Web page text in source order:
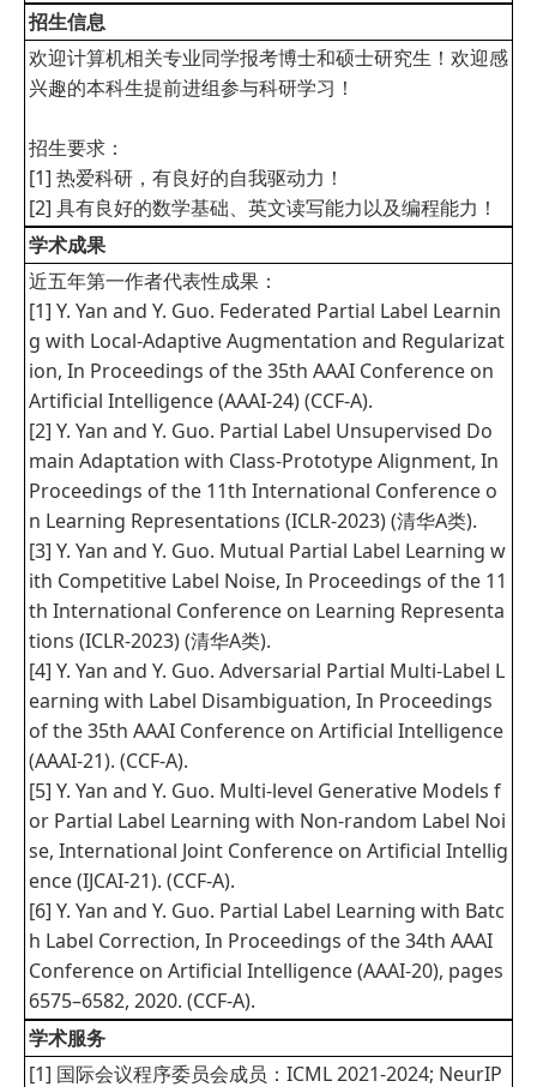
招生信息
欢迎计算机相关专业同学报考博士和硕士研究生！欢迎感
兴趣的本科生提前进组参与科研学习！
招生要求：
[1] 热爱科研，有良好的自我驱动力！
[2] 具有良好的数学基础、英文读写能力以及编程能力！
学术成果
近五年第一作者代表性成果：
[1] Y. Yan and Y. Guo. Federated Partial Label Learnin
g with Local-Adaptive Augmentation and Regularizat
ion, In Proceedings of the 35th AAAI Conference on
Artificial Intelligence (AAAI-24) (CCF-A).
[2] Y. Yan and Y. Guo. Partial Label Unsupervised Do
main Adaptation with Class-Prototype Alignment, In
Proceedings of the 11th International Conference o
n Learning Representations (ICLR-2023) (清华A类).
[3] Y. Yan and Y. Guo. Mutual Partial Label Learning w
ith Competitive Label Noise, In Proceedings of the 11
th International Conference on Learning Representa
tions (ICLR-2023) (清华A类).
[4] Y. Yan and Y. Guo. Adversarial Partial Multi-Label L
earning with Label Disambiguation, In Proceedings
of the 35th AAAI Conference on Artificial Intelligence
(AAAI-21). (CCF-A).
[5] Y. Yan and Y. Guo. Multi-level Generative Models f
or Partial Label Learning with Non-random Label Noi
se, International Joint Conference on Artificial Intellig
ence (IJCAI-21). (CCF-A).
[6] Y. Yan and Y. Guo. Partial Label Learning with Batc
h Label Correction, In Proceedings of the 34th AAAI
Conference on Artificial Intelligence (AAAI-20), pages
6575–6582, 2020. (CCF-A).
学术服务
[1] 国际会议程序委员会成员：ICML 2021-2024; NeurIP